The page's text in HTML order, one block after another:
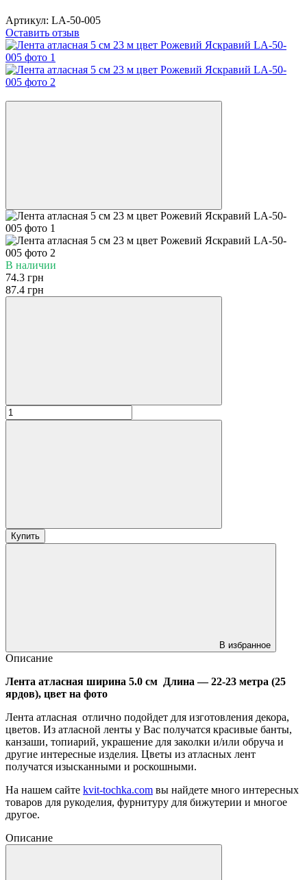
Артикул: LA-50-005
Оставить отзыв
В наличии
74.3 грн
87.4 грн
Купить
В избранное
Описание
Лента атласная ширина 5.0 см Длина ― 22-23 метра (25
ярдов), цвет на фото
Лента атласная отлично подойдет для изготовления декора,
цветов. Из атласной ленты у Вас получатся красивые банты,
канзаши, топиарий, украшение для заколки и/или обруча и
другие интересные изделия. Цветы из атласных лент
получатся изысканными и роскошными.
На нашем сайте kvit-tochka.com вы найдете много интересных
товаров для рукоделия, фурнитуру для бижутерии и многое
другое.
Описание